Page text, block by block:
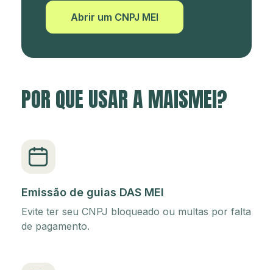
Abrir um CNPJ MEI
POR QUE USAR A MAISMEI?
Emissão de guias DAS MEI
Evite ter seu CNPJ bloqueado ou multas por falta
de pagamento.